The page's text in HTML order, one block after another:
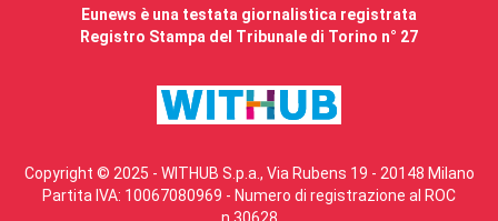
Eunews è una testata giornalistica registrata
Registro Stampa del Tribunale di Torino n° 27
Copyright © 2025 - WITHUB S.p.a., Via Rubens 19 - 20148 Milano
Partita IVA: 10067080969 - Numero di registrazione al ROC